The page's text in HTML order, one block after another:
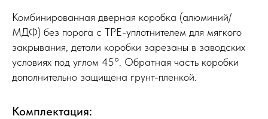
Комбинированная дверная коробка (алюминий/
МДФ) без порога с TPE-уплотнителем для мягкого
закрывания, детали коробки зарезаны в заводских
условиях под углом 45°. Обратная часть коробки
дополнительно защищена грунт-пленкой.
Комплектация: